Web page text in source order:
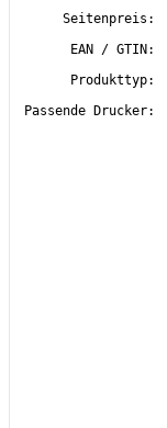
Seitenpreis:
EAN / GTIN:
Produkttyp:
Passende Drucker: